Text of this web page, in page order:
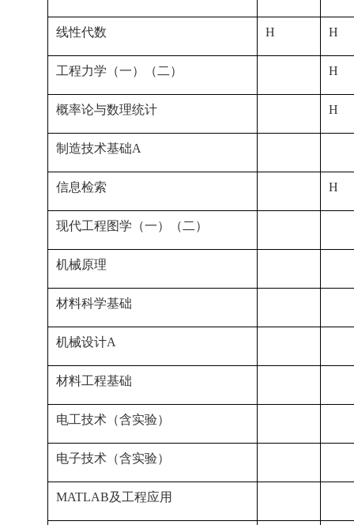
线性代数 H H
工程力学（一）（二） H
概率论与数理统计 H
制造技术基础A
信息检索 H
现代工程图学（一）（二）
机械原理
材料科学基础
机械设计A
材料工程基础
电工技术（含实验）
电子技术（含实验）
MATLAB及工程应用